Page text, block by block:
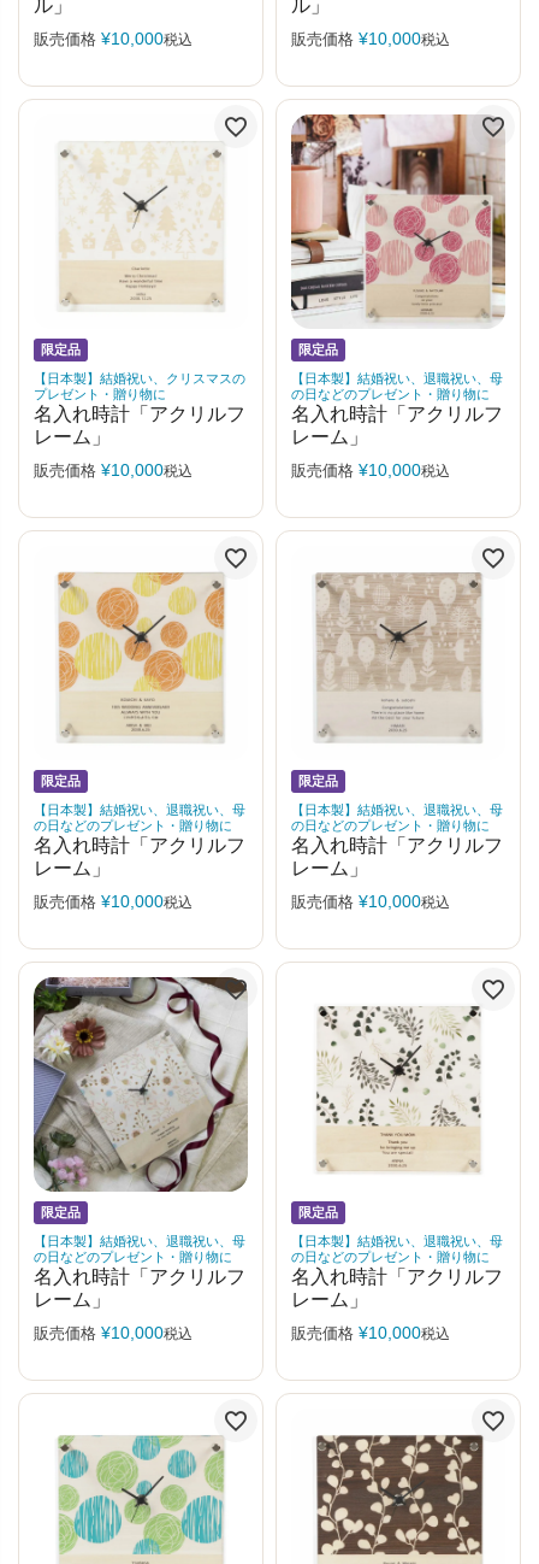
ル」
販売価格 ¥10,000税込
ル」
販売価格 ¥10,000税込
限定品
【日本製】結婚祝い、クリスマスの
プレゼント・贈り物に
名入れ時計「アクリルフ
レーム」
販売価格 ¥10,000税込
限定品
【日本製】結婚祝い、退職祝い、母
の日などのプレゼント・贈り物に
名入れ時計「アクリルフ
レーム」
販売価格 ¥10,000税込
限定品
【日本製】結婚祝い、退職祝い、母
の日などのプレゼント・贈り物に
名入れ時計「アクリルフ
レーム」
販売価格 ¥10,000税込
限定品
【日本製】結婚祝い、退職祝い、母
の日などのプレゼント・贈り物に
名入れ時計「アクリルフ
レーム」
販売価格 ¥10,000税込
限定品
【日本製】結婚祝い、退職祝い、母
の日などのプレゼント・贈り物に
名入れ時計「アクリルフ
レーム」
販売価格 ¥10,000税込
限定品
【日本製】結婚祝い、退職祝い、母
の日などのプレゼント・贈り物に
名入れ時計「アクリルフ
レーム」
販売価格 ¥10,000税込